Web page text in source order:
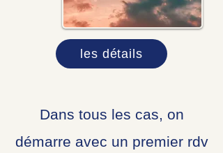
les détails
Dans tous les cas, on
démarre avec un premier rdv